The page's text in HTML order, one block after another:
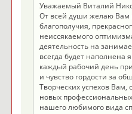
Уважаемый Виталий
От всей души желаю Вам
благополучия,
неиссякаемого
деятельность на
всегда будет наполнена
каждый рабочий день
и чувство гордости за
Творческих успехов
новых
нашего любимого вида